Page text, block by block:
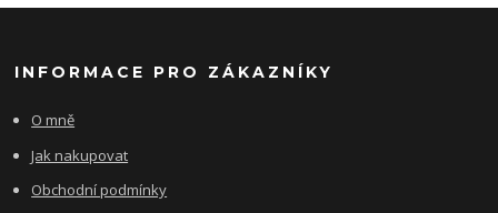
INFORMACE PRO ZÁKAZNÍKY
O mně
Jak nakupovat
Obchodní podmínky